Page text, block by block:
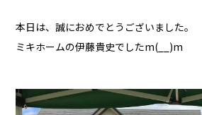
本日は、誠におめでとうございました。
ミキホームの伊藤貴史でしたm(__)m